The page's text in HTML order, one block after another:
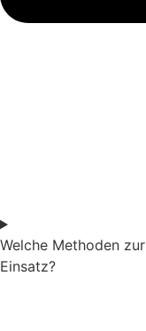
Welche Methoden
Einsatz?